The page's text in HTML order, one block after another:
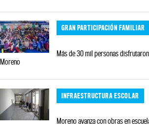
GRAN PARTICIPACIÓN FAMILIAR
Más de 30 mil personas
Moreno
INFRAESTRUCTURA ESCOLAR
Moreno avanza con obras en